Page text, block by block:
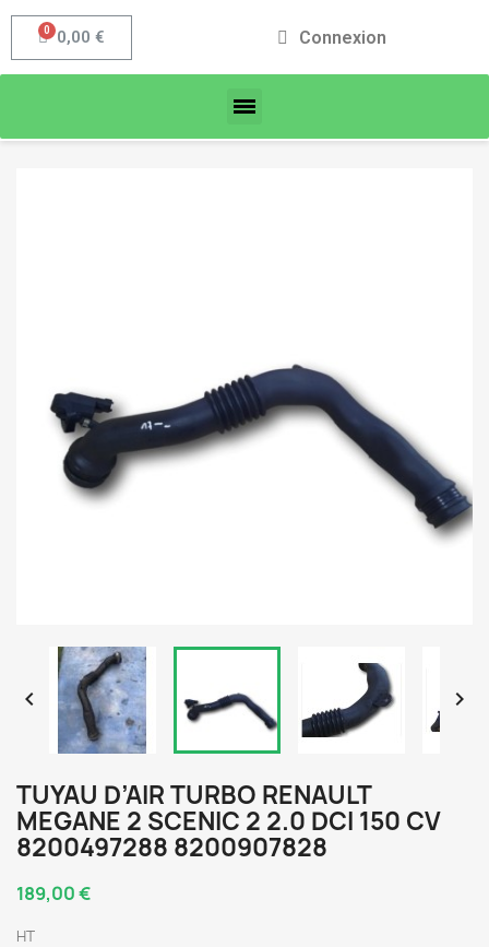
0,00 € Connexion
 
TUYAU D’AIR TURBO RENAULT
MEGANE 2 SCENIC 2 2.0 DCI 150 CV
8200497288 8200907828
189,00 €
HT